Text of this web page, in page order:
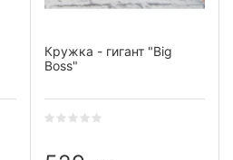
Кружка - гигант "Big
Boss"